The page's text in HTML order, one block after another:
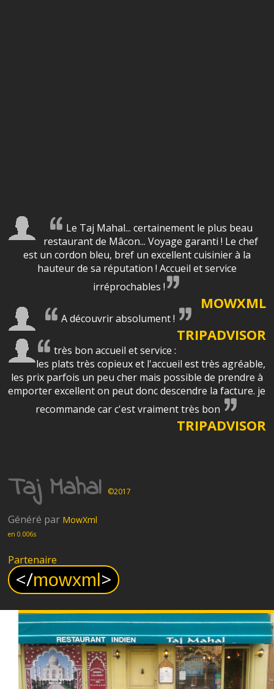
Le Taj Mahal... certainement le plus beau
restaurant de Mâcon... Voyage garanti ! Le chef
est un cordon bleu, bref un excellent cuisinier à la
hauteur de sa réputation ! Accueil et service
irréprochables !
MOWXML
A découvrir absolument !
TRIPADVISOR
très bon accueil et service :
les plats très copieux et l'accueil est très agréable,
les prix parfois un peu cher mais possible de prendre à
emporter excellent on peut donc descendre la facture. je
recommande car c'est vraiment très bon
TRIPADVISOR
Taj Mahal ©2017
Généré par MowXml
en 0.006s
Partenaire
</mowxml>